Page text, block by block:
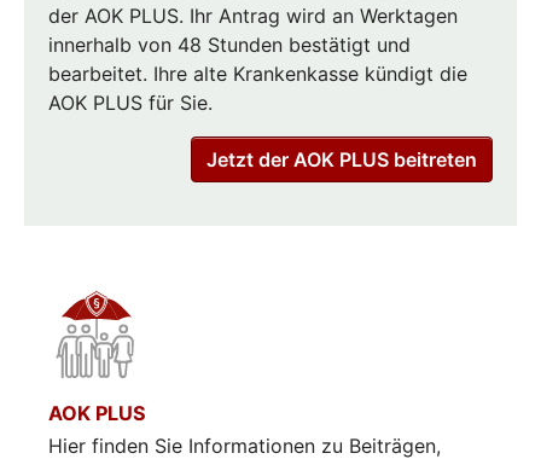
der AOK PLUS. Ihr Antrag wird an Werktagen
innerhalb von 48 Stunden bestätigt und
bearbeitet. Ihre alte Krankenkasse kündigt die
AOK PLUS für Sie.
Jetzt der AOK PLUS beitreten
AOK PLUS
Hier finden Sie Informationen zu Beiträgen,